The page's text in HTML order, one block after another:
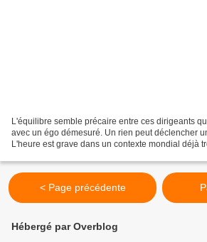
L'équilibre semble précaire entre ces dirigeants
avec un égo démesuré. Un rien peut déclencher
L'heure est grave dans un contexte mondial déjà
< Page précédente
Hébergé par Overblog